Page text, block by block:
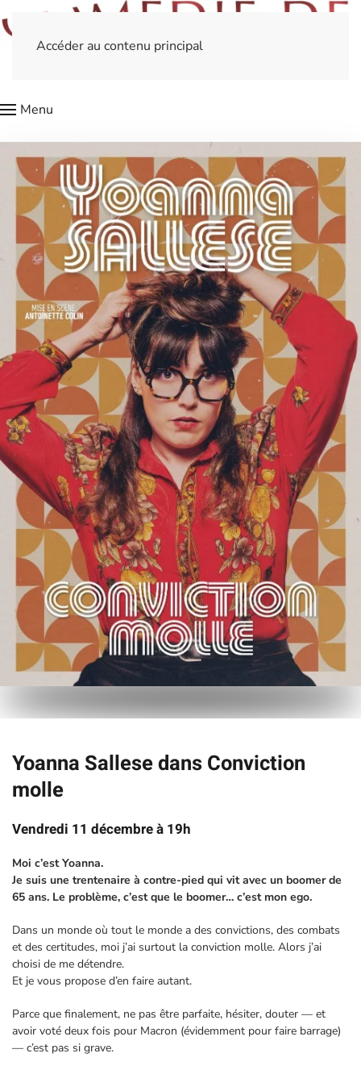
Accéder au contenu principal
Menu
Yoanna Sallese dans Conviction
molle
Vendredi 11 décembre à 19h
Moi c’est Yoanna.
Je suis une trentenaire à contre-pied qui vit avec un boomer de
65 ans. Le problème, c’est que le boomer… c’est mon ego.
Dans un monde où tout le monde a des convictions, des combats
et des certitudes, moi j’ai surtout la conviction molle. Alors j’ai
choisi de me détendre.
Et je vous propose d’en faire autant.
Parce que finalement, ne pas être parfaite, hésiter, douter — et
avoir voté deux fois pour Macron (évidemment pour faire barrage)
— c’est pas si grave.